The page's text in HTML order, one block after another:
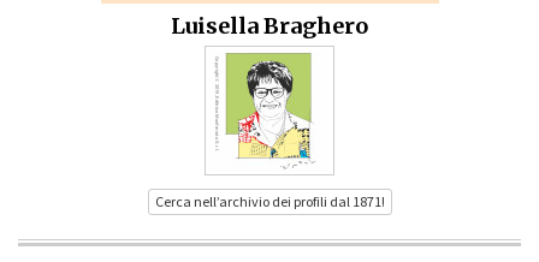
Luisella Braghero
Cerca nell’archivio dei profili dal 1871!